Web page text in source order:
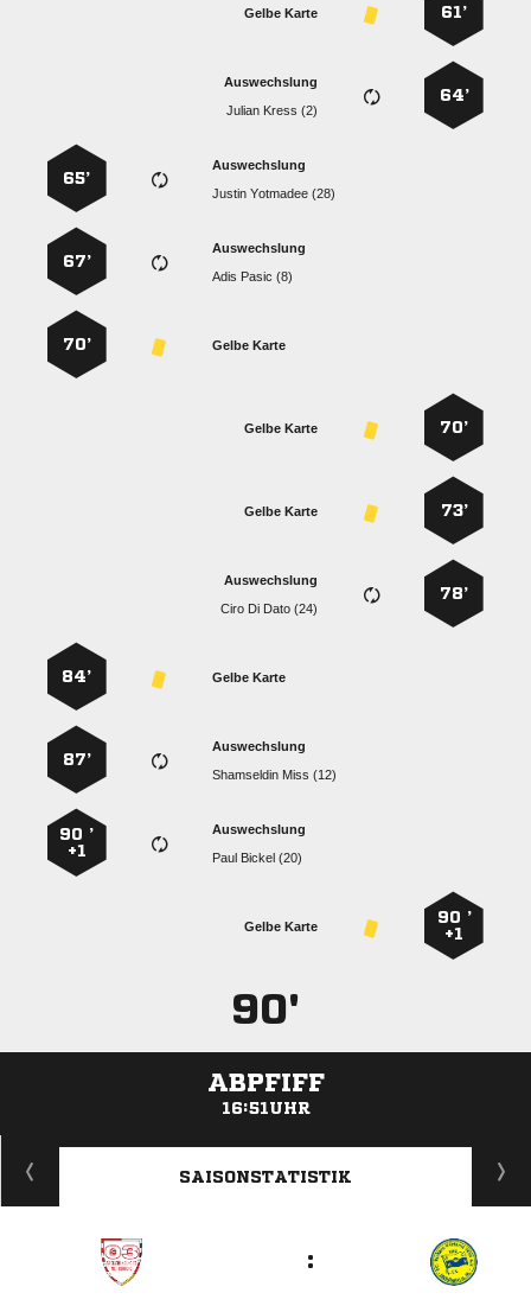
61’
Gelbe Karte
64’
Auswechslung
  
Auswechslung
  
65’
Auswechslung
  
67’
Gelbe Karte
70’
70’
Gelbe Karte
73’
Gelbe Karte
78’
Auswechslung
   
Gelbe Karte
84’
Auswechslung
  
87’
Auswechslung
  
90 ’
+1
90 ’
+1
Gelbe Karte
90'
ABPFIFF
16:51UHR
ANZEIGE
SAISONSTATISTIK
: